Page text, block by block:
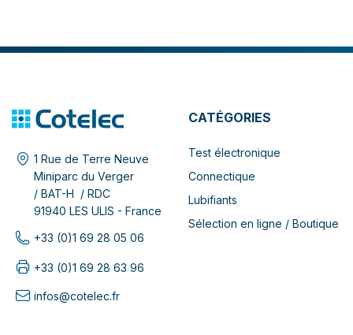
1 Rue de Terre Neuve
Miniparc du Verger
/ BAT-H / RDC
91940 LES ULIS - France
+33 (0)1 69 28 05 06
+33 (0)1 69 28 63 96
infos@cotelec.fr
CATÉGORIES
Test électronique
Connectique
Lubifiants
Sélection en ligne / Boutique